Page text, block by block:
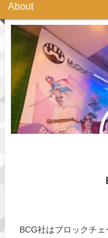
About
BCG社はブロックチ